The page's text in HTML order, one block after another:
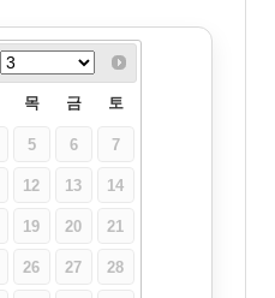
목 금 토
5 6 7
12 13 14
19 20 21
26 27 28